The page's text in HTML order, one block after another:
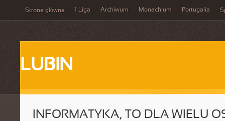
Strona główna 1 Liga Archiwum Monachium Portugalia
LUBIN
INFORMATYKA, TO DLA WIELU